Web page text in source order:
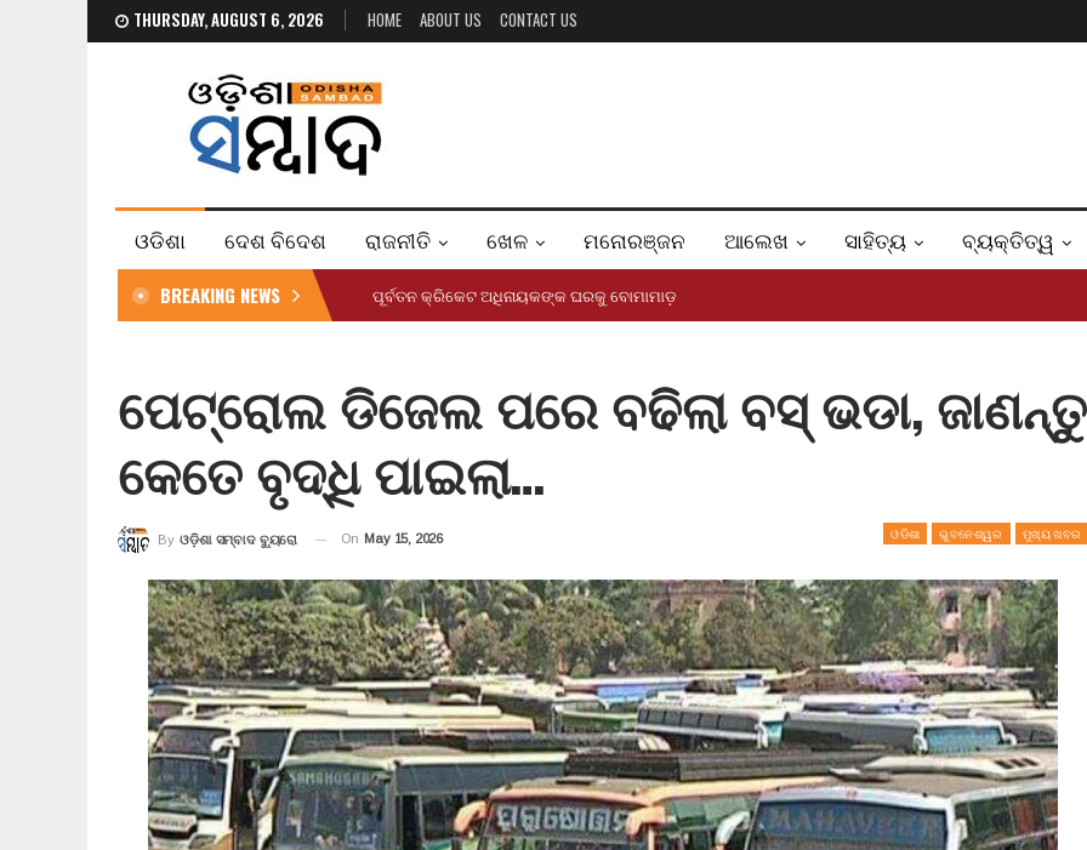
THURSDAY, AUGUST 6, 2026 HOME ABOUT US CONTACT US
ଓଡିଶା ଦେଶ ବିଦେଶ ରାଜନୀତି ଖେଳ ମନୋରଞ୍ଜନ ଆଲେଖ ସାହିତ୍ୟ ବ୍ୟକ୍ତିତ୍ୱ
BREAKING NEWS ପୂର୍ବତନ କ୍ରିକେଟ ଅଧିନାୟକଙ୍କ ଘରକୁ ବୋମାମାଡ଼
ପେଟ୍ରୋଲ ଡିଜେଲ ପରେ ବଢିଲା ବସ୍ ଭଡା, ଜାଣନ୍ତୁ
କେତେ ବୃଦ୍ଧି ପାଇଲା…
ଓଡିଶା ଭୁବନେଶ୍ୱର ମୁଖ୍ୟ ଖବର
By ଓଡ଼ିଶା ସମ୍ବାଦ ବ୍ୟୁରୋ On May 15, 2026